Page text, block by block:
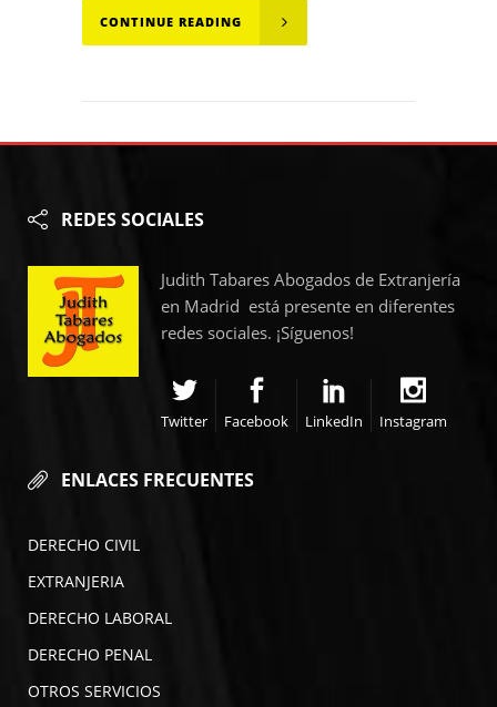
CONTINUE READING
REDES SOCIALES
Judith Tabares Abogados de Extranjería
en Madrid está presente en diferentes
redes sociales. ¡Síguenos!
Twitter Facebook LinkedIn Instagram
ENLACES FRECUENTES
DERECHO CIVIL
EXTRANJERIA
DERECHO LABORAL
DERECHO PENAL
OTROS SERVICIOS